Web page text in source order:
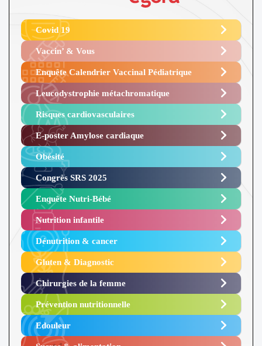
Covid 19
Vaccin’ & Vous
Enquête Calendrier Vaccinal Pédiatrique
Leucodystrophie métachromatique
Risques cardiovasculaires
E-poster Amylose cardiaque ​
Obésité ​
Congrès SRS 2025 ​
Enquête Nutri-Bébé ​
Nutrition infantile
Dénutrition & cancer
Gluten & Diagnostic
Chirurgies de la femme
Prévention nutritionnelle
Edouleur​